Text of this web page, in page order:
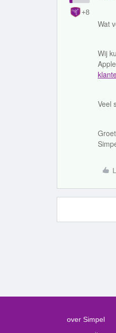
+8
Wat
Wij
Veel
over Simpel